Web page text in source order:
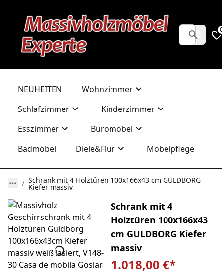
NEUHEITEN
Wohnzimmer
Schlafzimmer
Kinderzimmer
Esszimmer
Büromöbel
Badmöbel
Diele&Flur Möbelpflege
Schrank mit 4 Holztüren 100x166x43 cm GULDBORG
Kiefer massiv
Schrank mit 4
Holztüren 100x166x43
cm GULDBORG Kiefer
massiv
1.018,00 €*